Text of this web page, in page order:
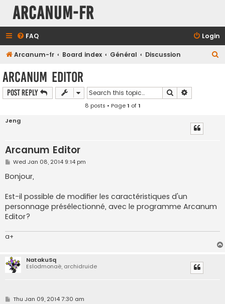
Arcanum-fr
FAQ Login
Arcanum-fr Board index Général Discussion
Arcanum Editor
Post Reply Search
8 posts • Page1 of1
Jeng
Arcanum Editor
P
s
t
Wed Jan 08, 2014 9:14 pm
Bonjour,
Est-il possible de modifier les caractéristiques d'un
personnage présélectionné, avec le programme Arcanum
Editor?
a+
NatakuSq
Eslodmonaë, archidruide
PThu Jan 09, 2014 7:30 am